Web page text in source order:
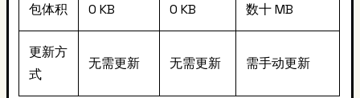
包体积 0 KB 0 KB 数十 MB
更新方
式
无需更新 无需更新 需手动更新